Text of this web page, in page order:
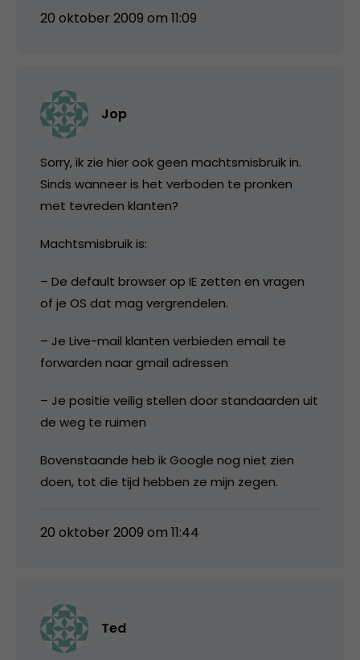
20 oktober 2009 om 11:09
Jop
Sorry, ik zie hier ook geen machtsmisbruik in.
Sinds wanneer is het verboden te pronken
met tevreden klanten?
Machtsmisbruik is:
– De default browser op IE zetten en vragen
of je OS dat mag vergrendelen.
– Je Live-mail klanten verbieden email te
forwarden naar gmail adressen
– Je positie veilig stellen door standaarden uit
de weg te ruimen
Bovenstaande heb ik Google nog niet zien
doen, tot die tijd hebben ze mijn zegen.
20 oktober 2009 om 11:44
Ted